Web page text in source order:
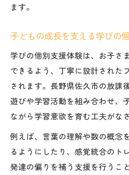
放課後等デイサービス
とは
学びの個別支援プラ
放課後等デイサービ
化
子どもに合わせた学び
介
支援計画と学びで実
放課後の時間を豊かにす
ます。
子どもの成長を支える学びの
学びの個別支援体験は、お子さ
できるよう、丁寧に設計された
されます。長野県佐久市の放課
遊びや学習活動を組み合わせ、
ながら学習意欲を育む工夫がな
例えば、言葉の理解や数の概念
るようにしたり、感覚統合のト
発達の偏りを補う支援を行うこ